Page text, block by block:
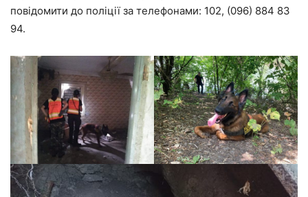
повідомити до поліції за телефонами: 102, (096) 884 83
94.